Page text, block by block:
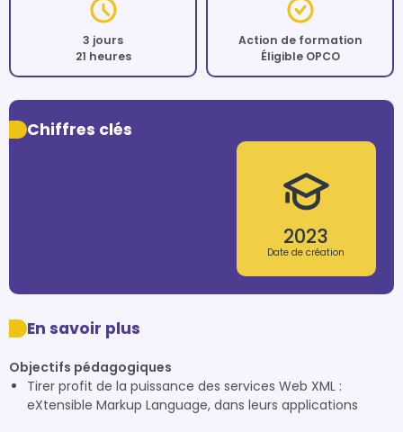
3 jours
21 heures
Action de formation
Éligible OPCO
Chiffres clés
2023
Date de création
En savoir plus
Objectifs pédagogiques
Tirer profit de la puissance des services Web XML :
eXtensible Markup Language, dans leurs applications